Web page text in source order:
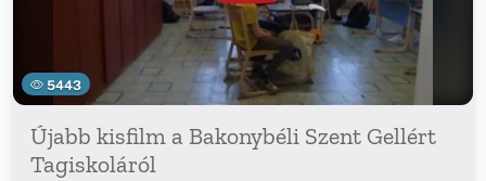
5443
Újabb kisfilm a Bakonybéli Szent Gellért
Tagiskoláról